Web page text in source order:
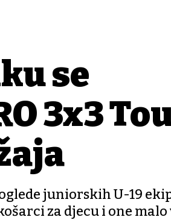
se
3x3
juniorskih U-19
za djecu i one malo